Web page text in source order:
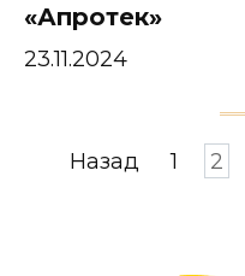
«Апротек»
23.11.2024
Пагинация
Назад 1 2